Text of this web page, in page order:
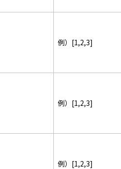
例）[1,2,3]
例）[1,2,3]
例）[1,2,3]